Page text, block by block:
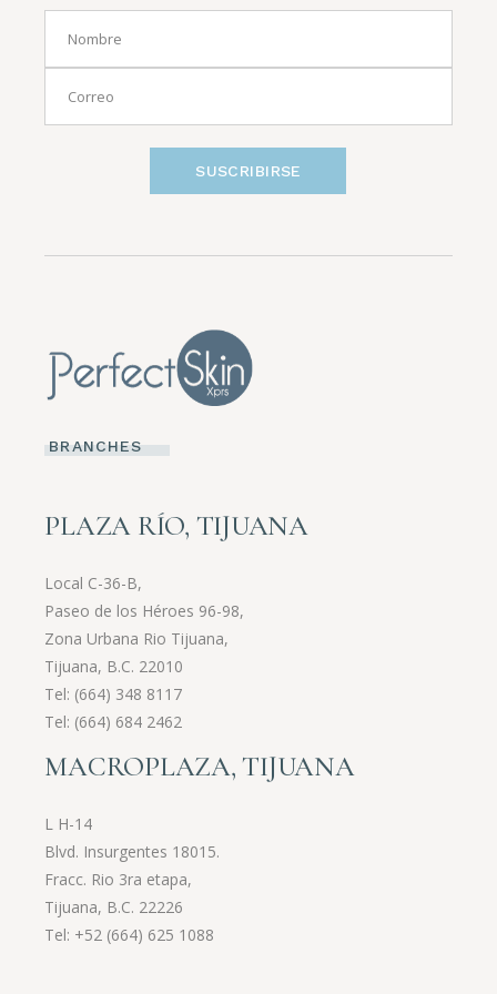
SUSCRIBIRSE
BRANCHES
PLAZA RÍO, TIJUANA
Local C-36-B,
Paseo de los Héroes 96-98,
Zona Urbana Rio Tijuana,
Tijuana, B.C. 22010
Tel: (664) 348 8117
Tel: (664) 684 2462
MACROPLAZA, TIJUANA
L H-14
Blvd. Insurgentes 18015.
Fracc. Rio 3ra etapa,
Tijuana, B.C. 22226
Tel: +52 (664) 625 1088